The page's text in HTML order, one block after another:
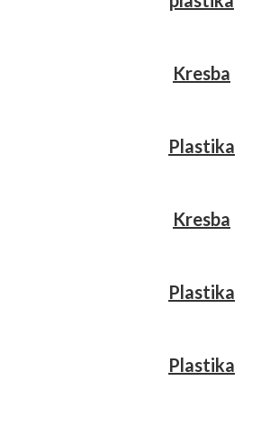
Kresba
Plastika
Kresba
Plastika
Plastika